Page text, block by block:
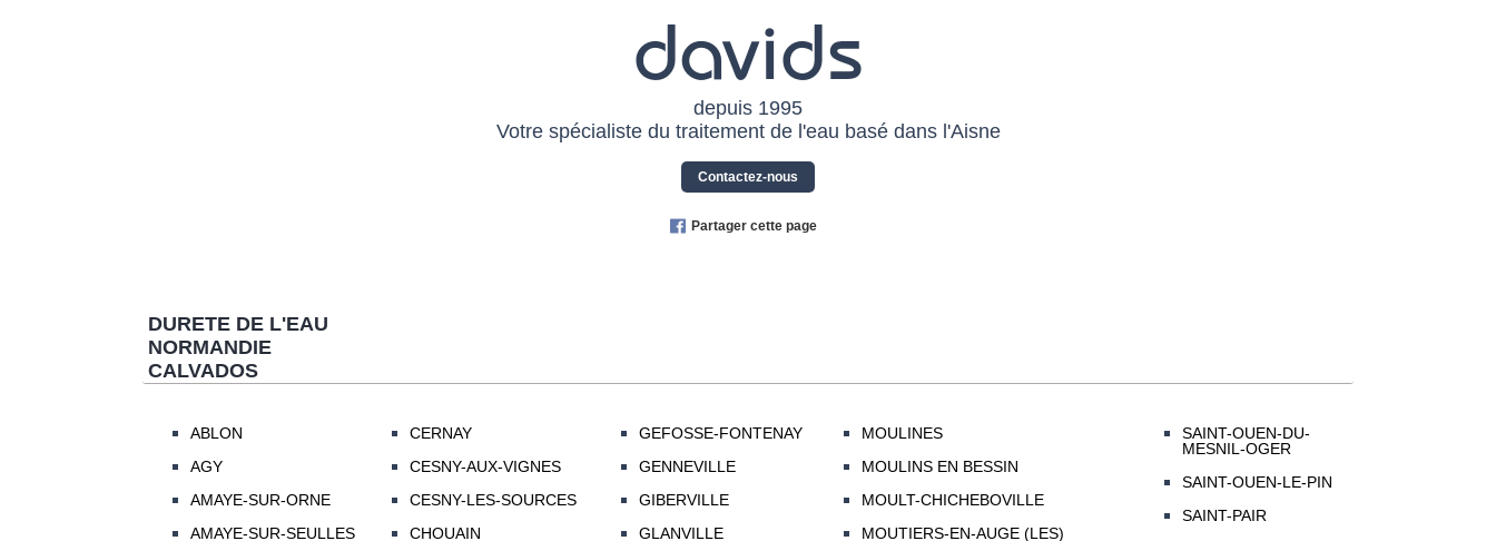
davids
depuis 1995
Votre spécialiste du traitement de l'eau basé dans l'Aisne
Contactez-nous
Partager cette page
DURETE DE L'EAU
NORMANDIE
CALVADOS
ABLON
AGY
AMAYE-SUR-ORNE
AMAYE-SUR-SEULLES
CERNAY
CESNY-AUX-VIGNES
CESNY-LES-SOURCES
CHOUAIN
GEFOSSE-FONTENAY
GENNEVILLE
GIBERVILLE
GLANVILLE
MOULINES
MOULINS EN BESSIN
MOULT-CHICHEBOVILLE
MOUTIERS-EN-AUGE (LES)
SAINT-OUEN-DU-
MESNIL-OGER
SAINT-OUEN-LE-PIN
SAINT-PAIR